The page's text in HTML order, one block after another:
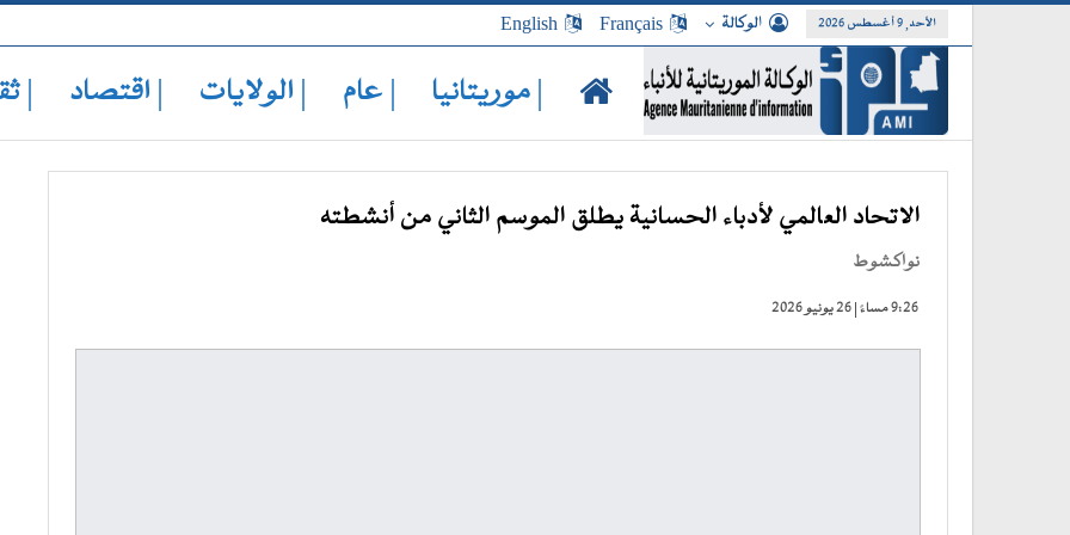
الأحد, 9 أغسطس 2026 الوكالة Français
English
| موريتانيا | عام | الولايات | اقتصاد |
الاتحاد العالمي لأدباء الحسانية يطلق الموسم الثاني من أنشطته
نواكشوط
9:26 مساءً | 26 يونيو 2026